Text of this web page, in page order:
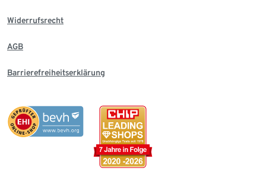
Widerrufsrecht
AGB
Barrierefreiheitserklärung